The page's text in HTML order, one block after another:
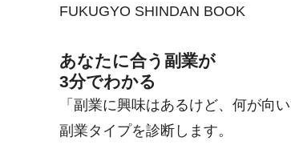
FUKUGYO SHINDAN BOOK
あなたに合う副業が
3分でわかる
「副業に興味はあるけど、何が
副業タイプを診断します。